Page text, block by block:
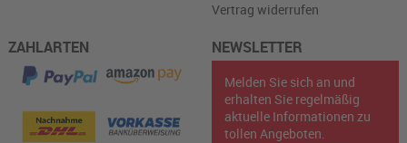
Vertrag widerrufen
ZAHLARTEN NEWSLETTER
Melden Sie sich an und
erhalten Sie regelmäßig
aktuelle Informationen zu
tollen Angeboten.